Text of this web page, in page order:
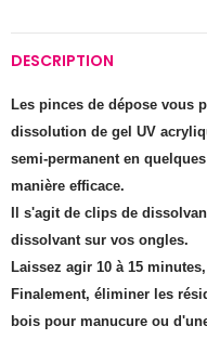
DESCRIPTION
Les pinces de dépose vous
dissolution de gel UV
semi-permanent en
manière efficace.
Il s'agit de clips de
dissolvant sur vos ongles.
Laissez agir 10 à 15
Finalement, éliminer les
bois pour manucure ou